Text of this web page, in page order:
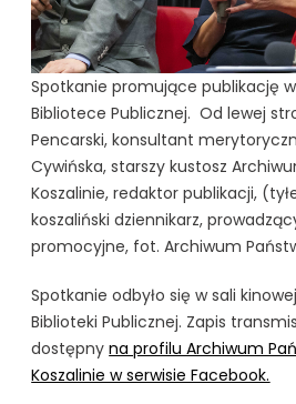
Spotkanie promujące publikację w
Bibliotece Publicznej. Od lewej
Pencarski, konsultant
Cywińska, starszy kustosz
Koszalinie, redaktor publikacji,
koszaliński dziennikarz,
promocyjne, fot. Archiwum
Spotkanie odbyło się w sali
Biblioteki Publicznej. Zapis
dostępnyna profilu Archiwum
Koszalinie w serwisie Facebook.